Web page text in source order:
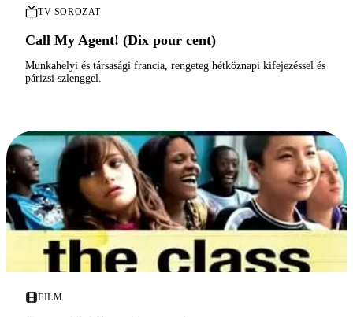
TV-SOROZAT
Call My Agent! (Dix pour cent)
Munkahelyi és társasági francia, rengeteg hétköznapi kifejezéssel és
párizsi szlenggel.
FILM